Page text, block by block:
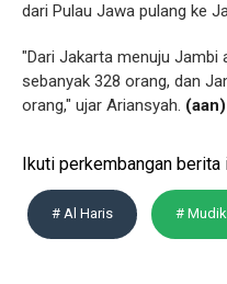
dari Pulau Jawa pulang ke
"Dari Jakarta menuju Jambi
sebanyak 328 orang, dan
orang," ujar Ariansyah. (aan)
Ikuti perkembangan berita
# Al Haris #